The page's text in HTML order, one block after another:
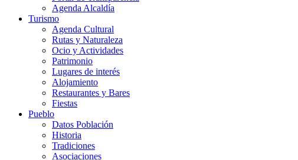
Agenda Alcaldía
Turismo
Agenda Cultural
Rutas y Naturaleza
Ocio y Actividades
Patrimonio
Lugares de interés
Alojamiento
Restaurantes y Bares
Fiestas
Pueblo
Datos Población
Historia
Tradiciones
Asociaciones